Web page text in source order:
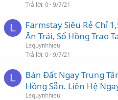
Trả lời 0 9/7/21
L
Farmstay Siêu Rẻ Chỉ
Ăn Trái, Sổ Hồng Trao
Lequynhhieu
Trả lời 0 9/7/21
L
Bán Đất Ngay Trung
Hồng Sẵn. Liên Hệ
Lequynhhieu